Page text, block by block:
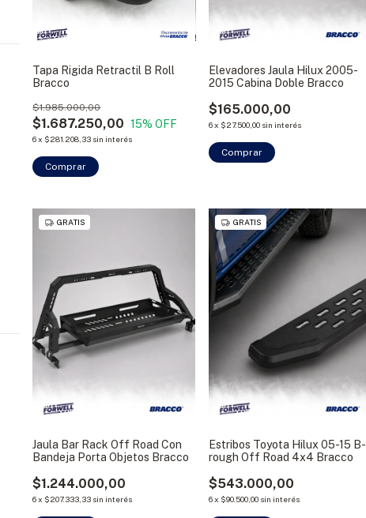
Tapa Rigida Retractil B Roll
Bracco
$1.687.250,00
$1.985.000,00
15% OFF
6x $281.208,33 sin interés
Comprar
Elevadores Jaula Hilux 2005-
2015 Cabina Doble Bracco
$165.000,00
6x $27.500,00 sin interés
GRATIS
Jaula Bar Rack Off Road Con
Bandeja Porta Objetos Bracco
$1.244.000,00
6x $207.333,33 sin interés
GRATIS
Estribos Toyota Hilux 05-15 B-
rough Off Road 4x4 Bracco
$543.000,00
6x $90.500,00 sin interés